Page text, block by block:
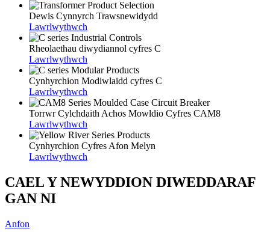
Dewis Cynnyrch Trawsnewidydd
Lawrlwythwch
Rheolaethau diwydiannol cyfres C
Lawrlwythwch
Cynhyrchion Modiwlaidd cyfres C
Lawrlwythwch
Torrwr Cylchdaith Achos Mowldio Cyfres CAM8
Lawrlwythwch
Cynhyrchion Cyfres Afon Melyn
Lawrlwythwch
CAEL Y NEWYDDION DIWEDDARAF
GAN NI
Anfon